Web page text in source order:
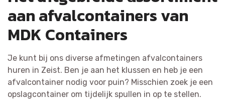
aan afvalcontainers van
MDK Containers
Je kunt bij ons diverse afmetingen afvalcontainers
huren in Zeist. Ben je aan het klussen en heb je een
afvalcontainer nodig voor puin? Misschien zoek je een
opslagcontainer om tijdelijk spullen in op te stellen.